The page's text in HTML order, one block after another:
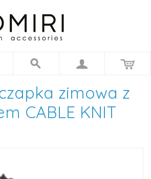
zimowa z
CABLE KNIT